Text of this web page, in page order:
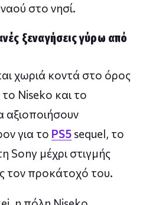
στο νησί.
ξεναγήσεις γύρω από
χωριά κοντά στο όρος
Niseko και το
αξιοποιήσουν
για το PS5 sequel, το
Sony μέχρι στιγμής
τον προκάτοχό του.